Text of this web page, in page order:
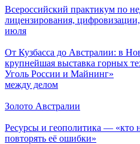
Всероссийский практикум по
лицензирования,
июля
От Кузбасса до Австралии: в
крупнейшая выставка горных
Уголь России и Майнинг»
между делом
Золото Австралии
Ресурсы и геополитика — «кто
повторять её ошибки»